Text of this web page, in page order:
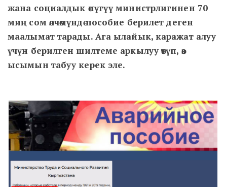
жана социалдык өнүгүү министрлигинен 70
миң сом өлчөмүндө пособие берилет деген
маалымат тарады. Ага ылайык, каражат алуу
үчүн берилген шилтеме аркылуу өтүп, өз
ысымын табуу керек эле.